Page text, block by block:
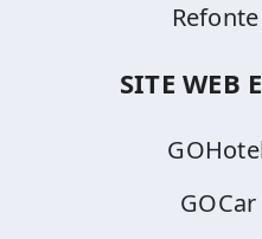
SITE WEB